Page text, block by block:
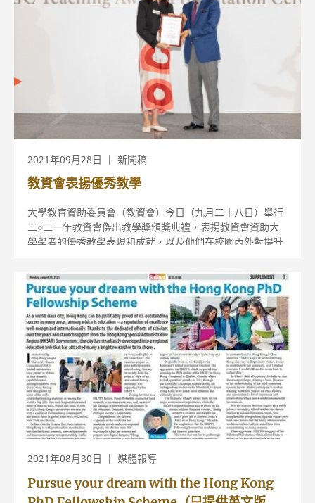
2021年09月28日 新聞稿
教資會表揚優秀教學
大學教育資助委員會（教資會）今日（九月二十八日）舉行
二○二一年教資會傑出教學獎頒獎典禮，表揚教資會資助大
學學者的優秀教學表現和成就，以及他們在校園內外對提升
2021年08月30日 媒體報導
Pursue your dream with the Hong Kong